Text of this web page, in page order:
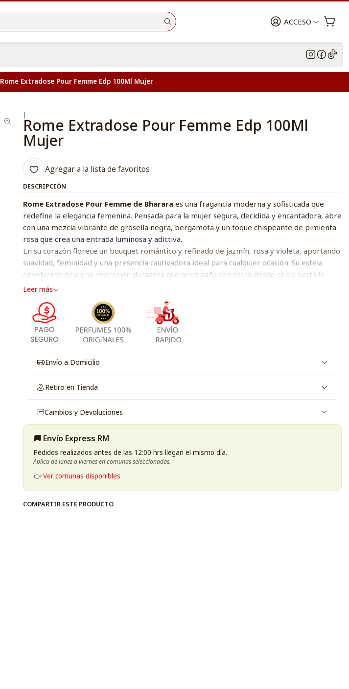
ACCESO
Rome Extradose Pour Femme Edp 100Ml Mujer
|
Rome Extradose Pour Femme Edp 100Ml
Mujer
Agregar a la lista de favoritos
DESCRIPCIÓN
Rome Extradose Pour Femme de Bhararaes una fragancia moderna y sofisticada que
redefine la elegancia femenina. Pensada para la mujer segura, decidida y encantadora, abre
con una mezcla vibrante de grosella negra, bergamota y un toque chispeante de pimienta
rosa que crea una entrada luminosa y adictiva.
En su corazón florece un bouquet romántico y refinado de jazmín, rosa y violeta, aportando
suavidad, feminidad y una presencia cautivadora ideal para cualquier ocasión. Su estela
envolvente deja una impresión duradera que acompaña con estilo desde el día hasta la
noche.
Salida:
grosella negra, bergamota, pimienta rosa
Corazón:
jazmín, rosa, violeta
Fondo:
acordes suaves y envolventes
Leer más
Envío a Domicilio
Retiro en Tienda
Cambios y Devoluciones
🚚 Envío Express RM
Pedidos realizados antes de las 12:00 hrs llegan el mismo día.
Aplica de lunes a viernes en comunas seleccionadas.
👉Ver comunas disponibles
COMPARTIR ESTE PRODUCTO